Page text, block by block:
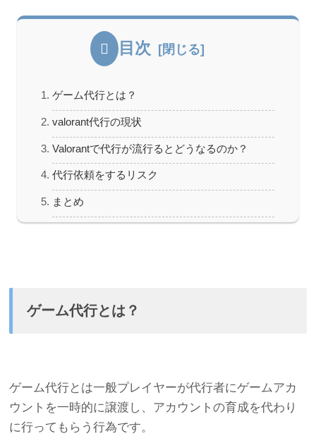
目次
ゲーム代行とは？
valorant代行の現状
Valorantで代行が流行るとどうなるのか？
代行依頼をするリスク
まとめ
ゲーム代行とは？
ゲーム代行とは一般プレイヤーが代行者にゲームアカ
ウントを一時的に譲渡し、アカウントの育成を代わり
に行ってもらう行為です。